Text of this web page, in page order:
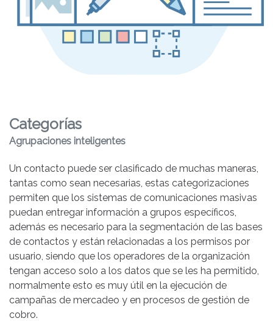
Categorías
Agrupaciones inteligentes
Un contacto puede ser clasificado de muchas maneras,
tantas como sean necesarias, estas categorizaciones
permiten que los sistemas de comunicaciones masivas
puedan entregar información a grupos específicos,
además es necesario para la segmentación de las bases
de contactos y están relacionadas a los permisos por
usuario, siendo que los operadores de la organización
tengan acceso solo a los datos que se les ha permitido,
normalmente esto es muy útil en la ejecución de
campañas de mercadeo y en procesos de gestión de
cobro.